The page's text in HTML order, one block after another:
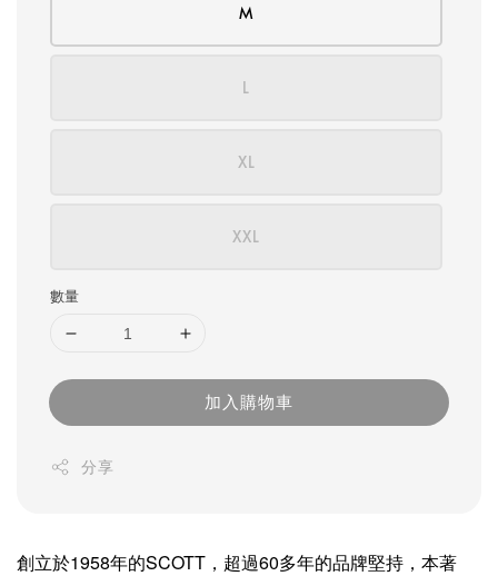
M
L
XL
XXL
數量
加入購物車
分享
創立於1958年的SCOTT，超過60多年的品牌堅持，本著